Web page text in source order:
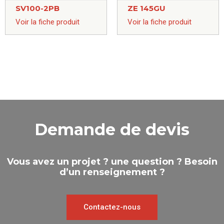
SV100-2PB
Voir la fiche produit
ZE 145GU
Voir la fiche produit
Demande de devis
Vous avez un projet ? une question ? Besoin
d’un renseignement ?
Contactez-nous